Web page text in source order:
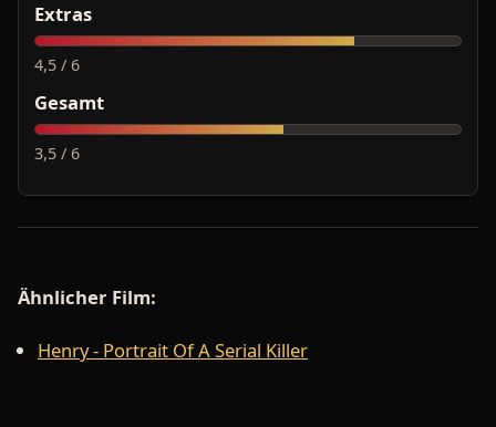
Extras
4,5 / 6
Gesamt
3,5 / 6
Ähnlicher Film:
Henry - Portrait Of A Serial Killer